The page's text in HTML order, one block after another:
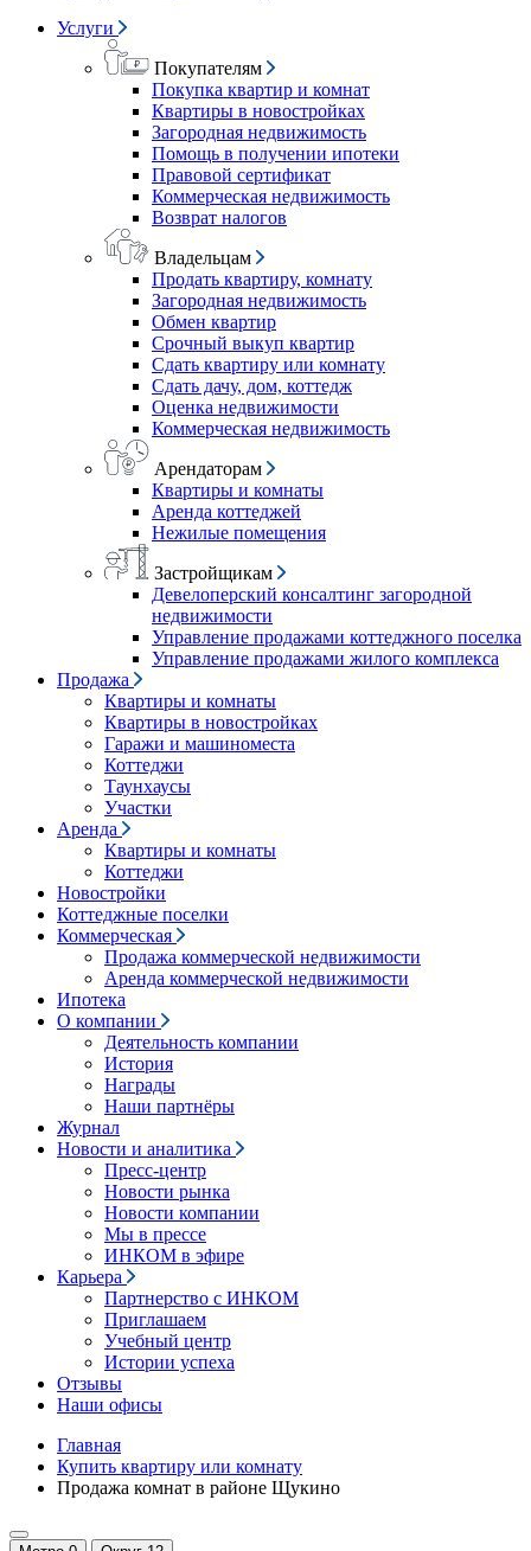
Услуги
Покупателям
Покупка квартир и комнат
Квартиры в новостройках
Загородная недвижимость
Помощь в получении ипотеки
Правовой сертификат
Коммерческая недвижимость
Возврат налогов
Владельцам
Продать квартиру, комнату
Загородная недвижимость
Обмен квартир
Срочный выкуп квартир
Сдать квартиру или комнату
Сдать дачу, дом, коттедж
Оценка недвижимости
Коммерческая недвижимость
Арендаторам
Квартиры и комнаты
Аренда коттеджей
Нежилые помещения
Застройщикам
Девелоперский консалтинг загородной
недвижимости
Управление продажами коттеджного поселка
Управление продажами жилого комплекса
Продажа
Квартиры и комнаты
Квартиры в новостройках
Гаражи и машиноместа
Коттеджи
Таунхаусы
Участки
Аренда
Квартиры и комнаты
Коттеджи
Новостройки
Коттеджные поселки
Коммерческая
Продажа коммерческой недвижимости
Аренда коммерческой недвижимости
Ипотека
О компании
Деятельность компании
История
Награды
Наши партнёры
Журнал
Новости и аналитика
Пресс-центр
Новости рынка
Новости компании
Мы в прессе
ИНКОМ в эфире
Карьера
Партнерство с ИНКОМ
Приглашаем
Учебный центр
Истории успеха
Отзывы
Наши офисы
Главная
Купить квартиру или комнату
Продажа комнат в районе Щукино